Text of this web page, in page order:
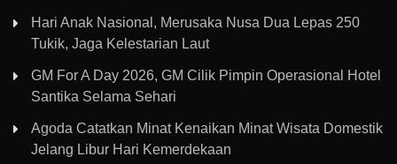
Hari Anak Nasional, Merusaka Nusa Dua Lepas 250
Tukik, Jaga Kelestarian Laut
GM For A Day 2026, GM Cilik Pimpin Operasional Hotel
Santika Selama Sehari
Agoda Catatkan Minat Kenaikan Minat Wisata Domestik
Jelang Libur Hari Kemerdekaan